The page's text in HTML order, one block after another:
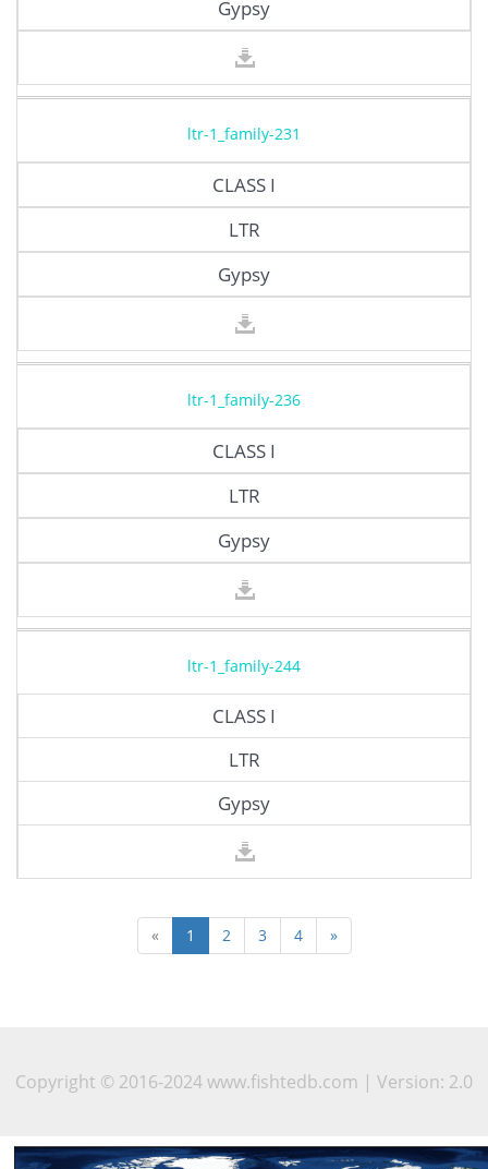
Gypsy
ltr-1_family-231
CLASS I
LTR
Gypsy
ltr-1_family-236
CLASS I
LTR
Gypsy
ltr-1_family-244
CLASS I
LTR
Gypsy
« 1 2 3 4 »
Copyright © 2016-2024 www.fishtedb.com | Version: 2.0